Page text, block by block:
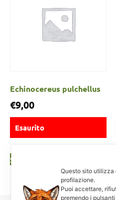
Echinocereus pulchellus
€9,00
Esaurito
Scegli
Questo sito
profilazione.
Puoi accettare,
premendo i